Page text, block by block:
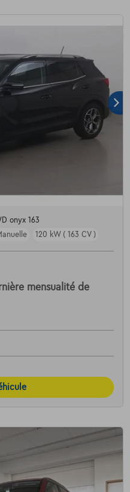
onyx 163
120 kW ( 163 CV )
mensualité de